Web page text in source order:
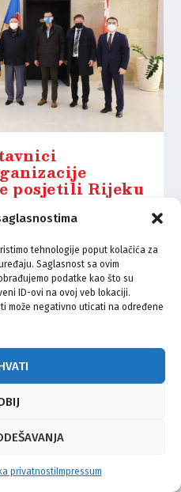
tehnologije poput kolačića za
Saglasnost sa ovim
podatke kao što su
ID-ovi na ovoj veb lokaciji.
može negativno uticati na određene
privatnosti Impressum
posjetili Rijeku
Grada Zagreba 2026